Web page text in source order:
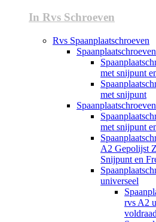
In Rvs Schroeven
Rvs Spaanplaatschroeven
met snijpunt
met snijpunt
met snijpunt
A2 Gepolijst
Snijpunt en
universeel
rvs A2
voldraad